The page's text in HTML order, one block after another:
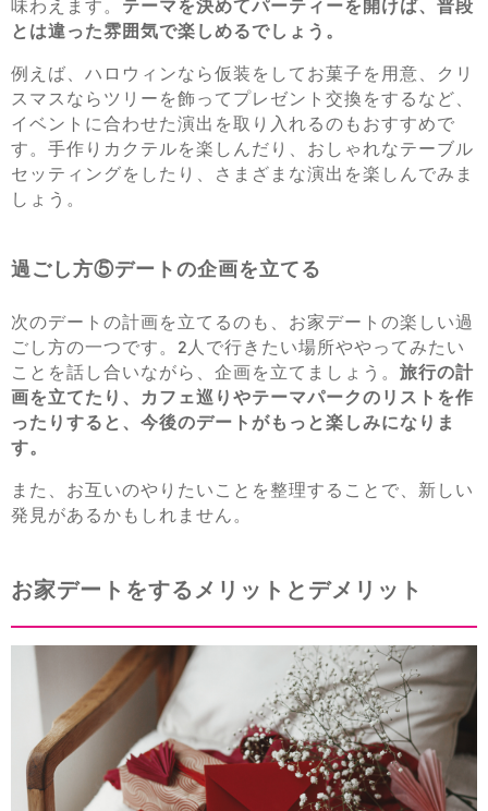
味わえます。 テーマを決めてパーティーを開けば、普段
とは違った雰囲気で楽しめるでしょう。
例えば、ハロウィンなら仮装をしてお菓子を用意、クリ
スマスならツリーを飾ってプレゼント交換をするなど、
イベントに合わせた演出を取り入れるのもおすすめで
す。手作りカクテルを楽しんだり、おしゃれなテーブル
セッティングをしたり、さまざまな演出を楽しんでみま
しょう。
過ごし方⑤デートの企画を立てる
次のデートの計画を立てるのも、お家デートの楽しい過
ごし方の一つです。2人で行きたい場所ややってみたい
ことを話し合いながら、企画を立てましょう。 旅行の計
画を立てたり、カフェ巡りやテーマパークのリストを作
ったりすると、今後のデートがもっと楽しみになりま
す。
また、お互いのやりたいことを整理することで、新しい
発見があるかもしれません。
お家デートをするメリットとデメリット